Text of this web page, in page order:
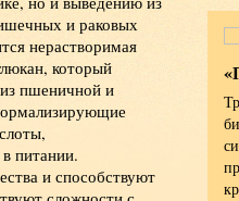
и раковых
нерастворимая
который
пшеничной и
питании.
и способствуют
с абрикосовым
из дрожжевого
теста с начинкой из
джема.